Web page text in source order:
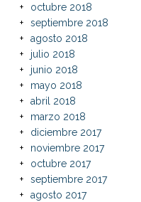
octubre 2018
septiembre 2018
agosto 2018
julio 2018
junio 2018
mayo 2018
abril 2018
marzo 2018
diciembre 2017
noviembre 2017
octubre 2017
septiembre 2017
agosto 2017